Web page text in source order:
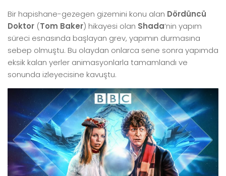
Bir hapishane-gezegen gizemini konu alan Dördüncü
Doktor (Tom Baker) hikayesi olan Shada‘nin yapım
süreci esnasında başlayan grev, yapımın durmasına
sebep olmuştu. Bu olaydan onlarca sene sonra yapımda
eksik kalan yerler animasyonlarla tamamlandı ve
sonunda izleyecisine kavuştu.